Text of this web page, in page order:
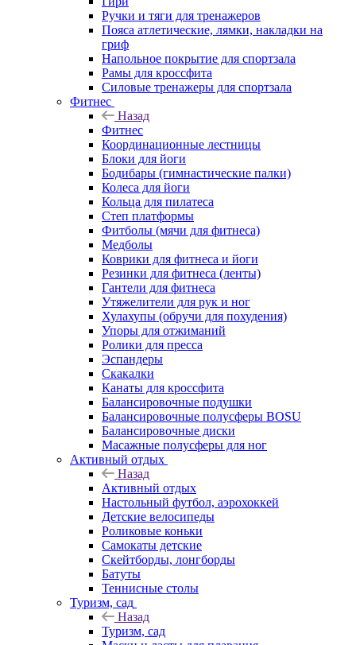
Ручки и тяги для тренажеров
Пояса атлетические, лямки, накладки на
гриф
Напольное покрытие для спортзала
Рамы для кроссфита
Силовые тренажеры для спортзала
Фитнес
Назад
Фитнес
Координационные лестницы
Блоки для йоги
Бодибары (гимнастические палки)
Колеса для йоги
Кольца для пилатеса
Степ платформы
Фитболы (мячи для фитнеса)
Медболы
Коврики для фитнеса и йоги
Резинки для фитнеса (ленты)
Гантели для фитнеса
Утяжелители для рук и ног
Хулахупы (обручи для похудения)
Упоры для отжиманий
Ролики для пресса
Эспандеры
Скакалки
Канаты для кроссфита
Балансировочные подушки
Балансировочные полусферы BOSU
Балансировочные диски
Масажные полусферы для ног
Активный отдых
Назад
Активный отдых
Настольный футбол, аэрохоккей
Детские велосипеды
Роликовые коньки
Самокаты детские
Скейтборды, лонгборды
Батуты
Теннисные столы
Туризм, сад
Назад
Туризм, сад